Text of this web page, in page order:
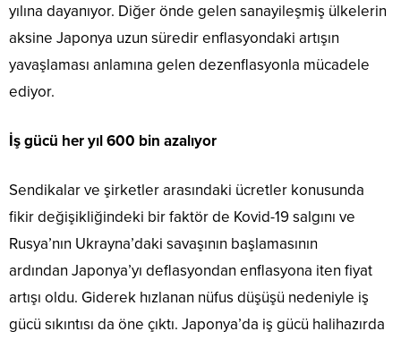
yılına dayanıyor. Diğer önde gelen sanayileşmiş ülkelerin
aksine Japonya uzun süredir enflasyondaki artışın
yavaşlaması anlamına gelen dezenflasyonla mücadele
ediyor.
İş gücü her yıl 600 bin azalıyor
Sendikalar ve şirketler arasındaki ücretler konusunda
fikir değişikliğindeki bir faktör de Kovid-19 salgını ve
Rusya’nın Ukrayna’daki savaşının başlamasının
ardından Japonya’yı deflasyondan enflasyona iten fiyat
artışı oldu. Giderek hızlanan nüfus düşüşü nedeniyle iş
gücü sıkıntısı da öne çıktı. Japonya’da iş gücü halihazırda